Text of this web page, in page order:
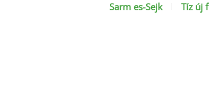
Sarm es-Sejk
Tíz új